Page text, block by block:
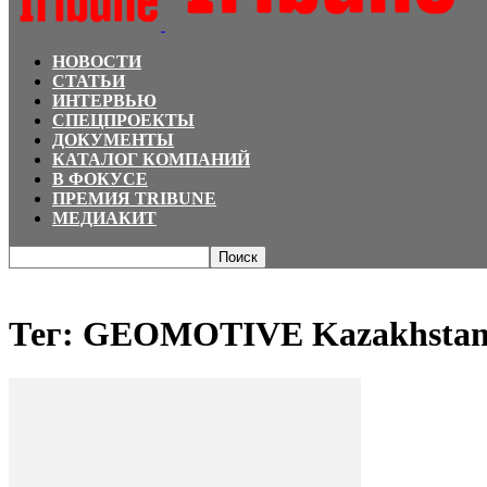
НОВОСТИ
СТАТЬИ
ИНТЕРВЬЮ
СПЕЦПРОЕКТЫ
ДОКУМЕНТЫ
КАТАЛОГ КОМПАНИЙ
В ФОКУСЕ
ПРЕМИЯ TRIBUNE
МЕДИАКИТ
Тег: GEOMOTIVE